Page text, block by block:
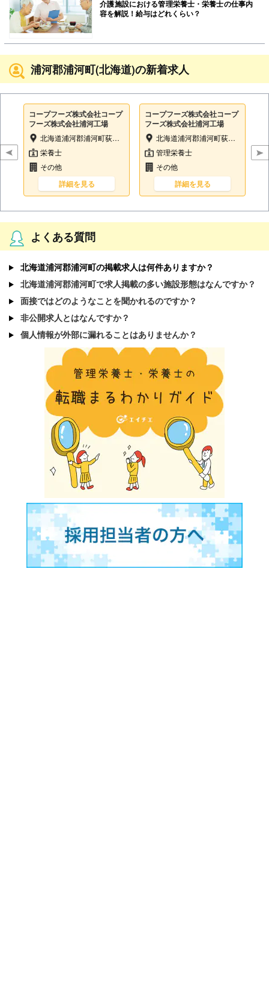
介護施設における管理栄養士・栄養士の仕事内
容を解説！給与はどれくらい？
浦河郡浦河町(北海道)の新着求人
コープフーズ株式会社コープ
フーズ株式会社浦河工場
北海道浦河郡浦河町荻伏町20
栄養士
その他
詳細を見る
コープフーズ株式会社コープ
フーズ株式会社浦河工場
北海道浦河郡浦河町荻伏町20
管理栄養士
その他
詳細を見る
よくある質問
北海道浦河郡浦河町の掲載求人は何件ありますか？
北海道浦河郡浦河町で求人掲載の多い施設形態はなんですか？
面接ではどのようなことを聞かれるのですか？
非公開求人とはなんですか？
個人情報が外部に漏れることはありませんか？